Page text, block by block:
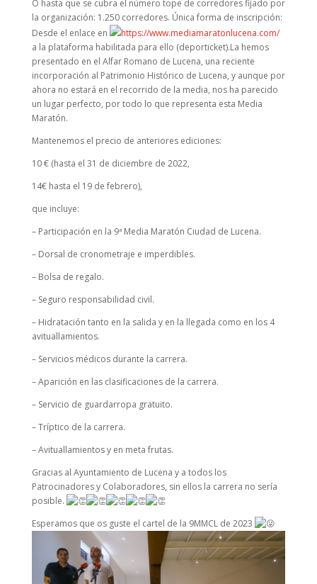
O hasta que se cubra el número tope de corredores fijado por
la organización: 1.250 corredores. Única forma de inscripción:
Desde el enlace en
https://www.mediamaratonlucena.com/
a la plataforma habilitada para ello (deporticket).La hemos
presentado en el Alfar Romano de Lucena, una reciente
incorporación al Patrimonio Histórico de Lucena, y aunque por
ahora no estará en el recorrido de la media, nos ha parecido
un lugar perfecto, por todo lo que representa esta Media
Maratón.
Mantenemos el precio de anteriores ediciones:
10 € (hasta el 31 de diciembre de 2022,
14€ hasta el 19 de febrero),
que incluye:
– Participación en la 9ª Media Maratón Ciudad de Lucena.
– Dorsal de cronometraje e imperdibles.
– Bolsa de regalo.
– Seguro responsabilidad civil.
– Hidratación tanto en la salida y en la llegada como en los 4
avituallamientos.
– Servicios médicos durante la carrera.
– Aparición en las clasificaciones de la carrera.
– Servicio de guardarropa gratuito.
– Tríptico de la carrera.
– Avituallamientos y en meta frutas.
Gracias al Ayuntamiento de Lucena y a todos los
Patrocinadores y Colaboradores, sin ellos la carrera no sería
posible.
Esperamos que os guste el cartel de la 9MMCL de 2023